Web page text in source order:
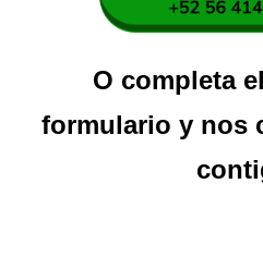
O completa
formulario y nos